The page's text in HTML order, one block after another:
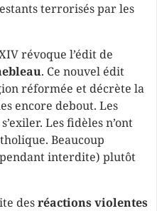
terrorisés par les
révoque l’édit de
. Ce nouvel édit
réformée et décrète la
encore debout. Les
Les fidèles n’ont
Beaucoup
interdite) plutôt
desréactions violentes